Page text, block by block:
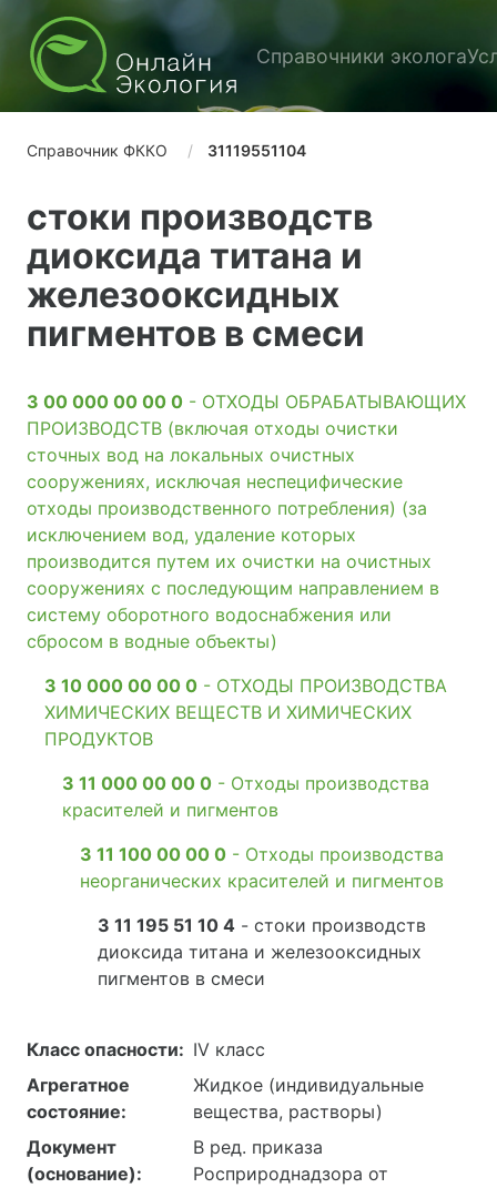
Справочники эколога
Справочник ФККО 31119551104
стоки производств
диоксида титана и
железооксидных
пигментов в смеси
3 00 000 00 00 0 - ОТХОДЫ ОБРАБАТЫВАЮЩИХ
ПРОИЗВОДСТВ (включая отходы очистки
сточных вод на локальных очистных
сооружениях, исключая неспецифические
отходы производственного потребления) (за
исключением вод, удаление которых
производится путем их очистки на очистных
сооружениях с последующим направлением в
систему оборотного водоснабжения или
сбросом в водные объекты)
3 10 000 00 00 0 - ОТХОДЫ ПРОИЗВОДСТВА
ХИМИЧЕСКИХ ВЕЩЕСТВ И ХИМИЧЕСКИХ
ПРОДУКТОВ
3 11 000 00 00 0 - Отходы производства
красителей и пигментов
3 11 100 00 00 0 - Отходы производства
неорганических красителей и пигментов
3 11 195 51 10 4 - стоки производств
диоксида титана и железооксидных
пигментов в смеси
Класс опасности: IV класс
Агрегатное
состояние:
Жидкое (индивидуальные
вещества, растворы)
Документ
(основание):
В ред. приказа
Росприроднадзора от